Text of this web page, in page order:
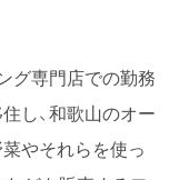
グ専門店での勤務
し、和歌山のオー
やそれらを使っ